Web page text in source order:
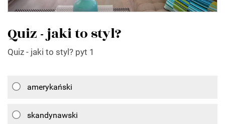
Quiz - jaki to styl?
Quiz - jaki to styl? pyt 1
amerykański
skandynawski